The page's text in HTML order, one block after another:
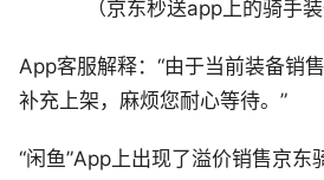
（京东秒送app上的骑手
App客服解释：“由于当前装备销
补充上架，麻烦您耐心等待。”
“闲鱼”App上出现了溢价销售京东